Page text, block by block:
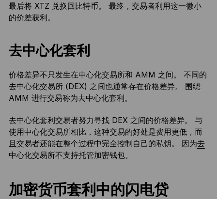
最后将 XTZ 兑换回比特币。 最终，交易者利用这一微小
的价差获利。
去中心化套利
价格差异不只发生在中心化交易所和 AMM 之间。 不同的
去中心化交易所 (DEX) 之间也通常存在价格差异。 围绕
AMM 进行交易称为去中心化套利。
去中心化套利交易者努力寻找 DEX 之间的价格差异。 与
使用中心化交易所相比，这种交易的好处是费用更低，而
且交易者还能在整个过程中完全控制自己的私钥。 因为去
中心化交易所不支持托管加密钱包。
加密货币套利中的闪电贷